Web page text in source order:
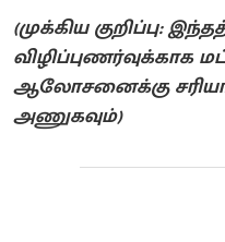
(முக்கிய குறிப்பு:
விழிப்புணர்வுக்காக
ஆலோசனைக்கு
அணுகவும்)